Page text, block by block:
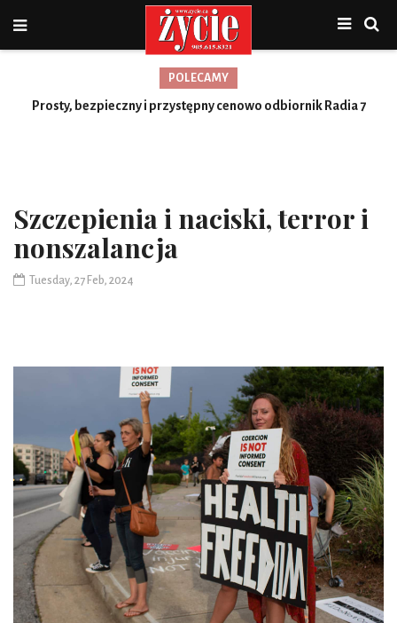
POLECAMY
Prosty, bezpieczny i przystępny cenowo odbiornik Radia 7
Nowa jakość, więcej możliwości
Szczepienia i naciski, terror i
nonszalancja
Tuesday, 27 Feb, 2024